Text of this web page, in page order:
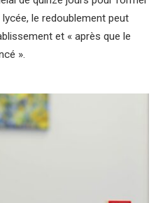
le redoublement peut
et « après que le
».